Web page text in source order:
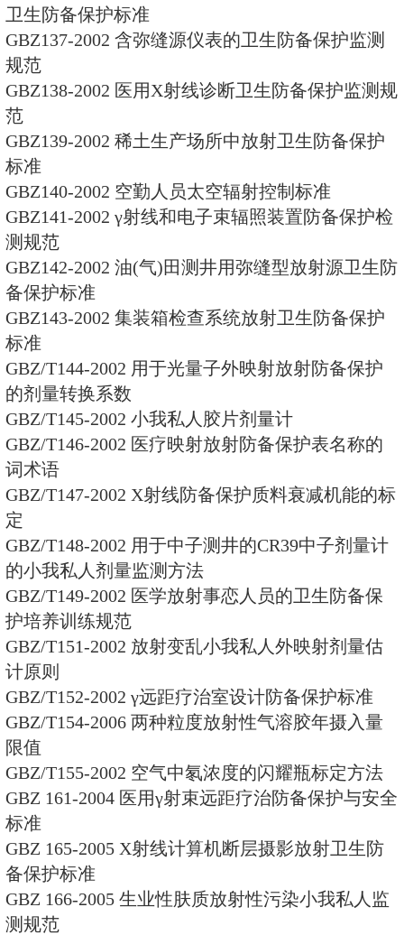
GBZ125-2002 含弥缝源仪表的卫
GBZ126-2002 医用电子加速器卫
GBZ127-2002 Χ射线行李包检查系
标准
GBZ128-2002 生业性外映射小我
GBZ129-2002 生业性内映射小我
GBZ130-2002 医用Χ射线诊断卫生
GBZ131-2002 医用Χ射线疗治卫生
GBZ132-2008 工业γ射线探伤放射
GBZ133-2002 医用放射性废物管
标准
GBZ134-2002 放射性核素敷贴疗
标准
GBZ136-2002 生产和施用放射抵
卫生防备保护标准
GBZ137-2002 含弥缝源仪表的卫
规范
GBZ138-2002 医用Χ射线诊断卫生
范
GBZ139-2002 稀土生产场所中放
标准
GBZ140-2002 空勤人员太空辐射控
GBZ141-2002 γ射线和电子束辐照
测规范
GBZ142-2002 油(气)田测井用弥缝
备保护标准